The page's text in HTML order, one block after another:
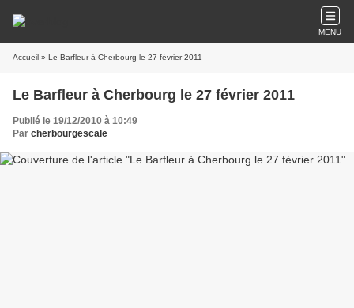
MENU
Accueil » Le Barfleur à Cherbourg le 27 février 2011
Le Barfleur à Cherbourg le 27 février 2011
Publié le 19/12/2010 à 10:49
Par cherbourgescale